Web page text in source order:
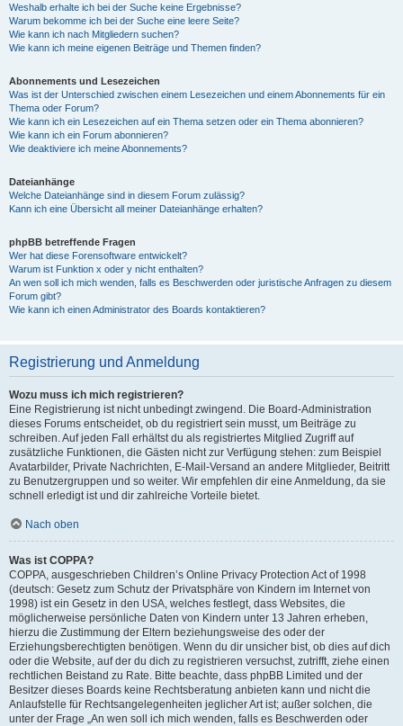
Weshalb erhalte ich bei der Suche keine Ergebnisse?
Warum bekomme ich bei der Suche eine leere Seite?
Wie kann ich nach Mitgliedern suchen?
Wie kann ich meine eigenen Beiträge und Themen finden?
Abonnements und Lesezeichen
Was ist der Unterschied zwischen einem Lesezeichen und einem Abonnements für ein
Thema oder Forum?
Wie kann ich ein Lesezeichen auf ein Thema setzen oder ein Thema abonnieren?
Wie kann ich ein Forum abonnieren?
Wie deaktiviere ich meine Abonnements?
Dateianhänge
Welche Dateianhänge sind in diesem Forum zulässig?
Kann ich eine Übersicht all meiner Dateianhänge erhalten?
phpBB betreffende Fragen
Wer hat diese Forensoftware entwickelt?
Warum ist Funktion x oder y nicht enthalten?
An wen soll ich mich wenden, falls es Beschwerden oder juristische Anfragen zu diesem
Forum gibt?
Wie kann ich einen Administrator des Boards kontaktieren?
Registrierung und Anmeldung
Wozu muss ich mich registrieren?
Eine Registrierung ist nicht unbedingt zwingend. Die Board-Administration
dieses Forums entscheidet, ob du registriert sein musst, um Beiträge zu
schreiben. Auf jeden Fall erhältst du als registriertes Mitglied Zugriff auf
zusätzliche Funktionen, die Gästen nicht zur Verfügung stehen: zum Beispiel
Avatarbilder, Private Nachrichten, E-Mail-Versand an andere Mitglieder, Beitritt
zu Benutzergruppen und so weiter. Wir empfehlen dir eine Anmeldung, da sie
schnell erledigt ist und dir zahlreiche Vorteile bietet.
Nach oben
Was ist COPPA?
COPPA, ausgeschrieben Children’s Online Privacy Protection Act of 1998
(deutsch: Gesetz zum Schutz der Privatsphäre von Kindern im Internet von
1998) ist ein Gesetz in den USA, welches festlegt, dass Websites, die
möglicherweise persönliche Daten von Kindern unter 13 Jahren erheben,
hierzu die Zustimmung der Eltern beziehungsweise des oder der
Erziehungsberechtigten benötigen. Wenn du dir unsicher bist, ob dies auf dich
oder die Website, auf der du dich zu registrieren versuchst, zutrifft, ziehe einen
rechtlichen Beistand zu Rate. Bitte beachte, dass phpBB Limited und der
Besitzer dieses Boards keine Rechtsberatung anbieten kann und nicht die
Anlaufstelle für Rechtsangelegenheiten jeglicher Art ist; außer solchen, die
unter der Frage „An wen soll ich mich wenden, falls es Beschwerden oder